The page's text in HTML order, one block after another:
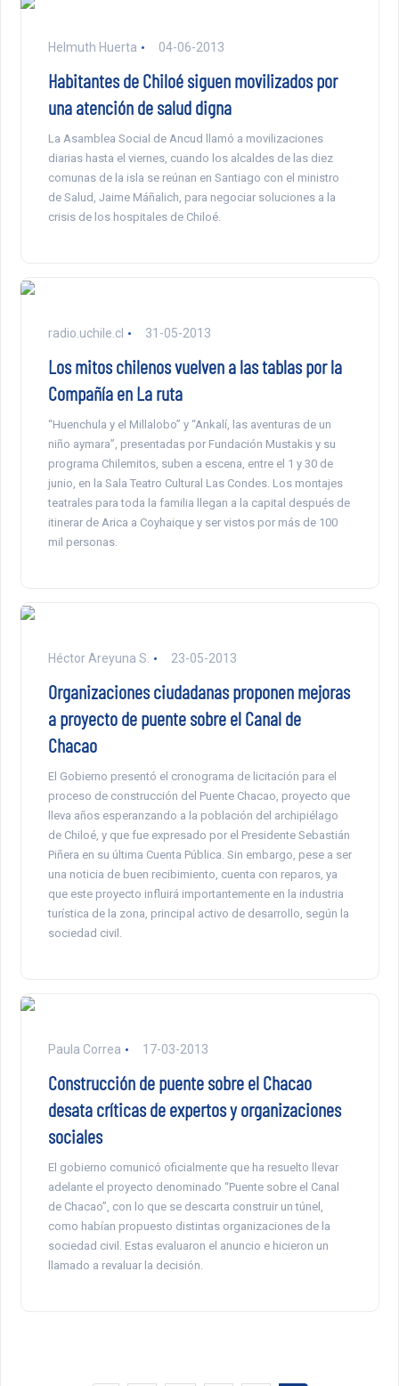
Helmuth Huerta 04-06-2013
Habitantes de Chiloé siguen movilizados por
una atención de salud digna
La Asamblea Social de Ancud llamó a movilizaciones
diarias hasta el viernes, cuando los alcaldes de las diez
comunas de la isla se reúnan en Santiago con el ministro
de Salud, Jaime Máñalich, para negociar soluciones a la
crisis de los hospitales de Chiloé.
radio.uchile.cl 31-05-2013
Los mitos chilenos vuelven a las tablas por la
Compañía en La ruta
“Huenchula y el Millalobo” y “Ankalí, las aventuras de un
niño aymara”, presentadas por Fundación Mustakis y su
programa Chilemitos, suben a escena, entre el 1 y 30 de
junio, en la Sala Teatro Cultural Las Condes. Los montajes
teatrales para toda la familia llegan a la capital después de
itinerar de Arica a Coyhaique y ser vistos por más de 100
mil personas.
Héctor Areyuna S. 23-05-2013
Organizaciones ciudadanas proponen mejoras
a proyecto de puente sobre el Canal de
Chacao
El Gobierno presentó el cronograma de licitación para el
proceso de construcción del Puente Chacao, proyecto que
lleva años esperanzando a la población del archipiélago
de Chiloé, y que fue expresado por el Presidente Sebastián
Piñera en su última Cuenta Pública. Sin embargo, pese a ser
una noticia de buen recibimiento, cuenta con reparos, ya
que este proyecto influirá importantemente en la industria
turística de la zona, principal activo de desarrollo, según la
sociedad civil.
Paula Correa 17-03-2013
Construcción de puente sobre el Chacao
desata críticas de expertos y organizaciones
sociales
El gobierno comunicó oficialmente que ha resuelto llevar
adelante el proyecto denominado ‘‘Puente sobre el Canal
de Chacao”, con lo que se descarta construir un túnel,
como habían propuesto distintas organizaciones de la
sociedad civil. Estas evaluaron el anuncio e hicieron un
llamado a revaluar la decisión.